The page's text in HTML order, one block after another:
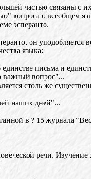
частью связаны с
о всеобщем
эсперанто.
он уподобляется
языка:
письма и
важный вопрос"...
столь же
наших дней"...
в ? 15 журнала
речи. Изучение